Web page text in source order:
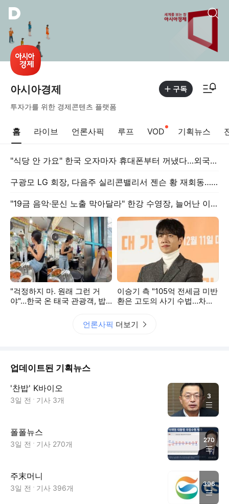
아시아경제 구독
투자가를 위한 경제콘텐츠 플랫폼
홈 라이브 언론사픽 루프 VOD 기획뉴스
"식당 안 가요" 한국 오자마자 휴대폰부터 꺼냈다…외국인들 푹 빠진 'K-배달'
구광모 LG 회장, 다음주 실리콘밸리서 젠슨 황 재회동…로보틱스·AI 협력 구체화
"19금 음악·문신 노출 막아달라" 한강 수영장, 늘어난 이용객에 민원 몸살
"걱정하지 마. 원래 그런 거
야"…한국 온 태국 관광객, 밥
이승기 측 "105억 전세금 미반
환은 고도의 사기 수법…차가
언론사픽 더보기
업데이트된 기획뉴스
'찬밥' K바이오
3일 전 기사 3개 3
폴폴뉴스
3일 전 기사 270개 270
주末머니
3일 전 기사 396개 396